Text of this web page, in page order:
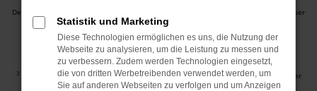
Der errechnete Preisvorteil sowie die angegebene Ersparnis errechnet sich gegenüber
der ehemaligen unverbindlichen Preisempfehlung des Herstellers am Tag der
Erstzulassung (Neupreis).
2
Hierbei handelt es sich um ein Finanzierungs-Angebot. Preise sind Bruttopreise.
Irrtümer vorbehalten.
3
Hierbei handelt es sich um ein Leasing-Angebot. Preise sind Bruttopreise. Irrtümer
vorbehalten.
Statistik und Marketing
Diese Technologien ermöglichen es uns, die Nutzung der
Webseite zu analysieren, um die Leistung zu messen und
zu verbessern. Zudem werden Technologien eingesetzt,
die von dritten Werbetreibenden verwendet werden, um
Sie auf anderen Webseiten zu verfolgen und um Anzeigen